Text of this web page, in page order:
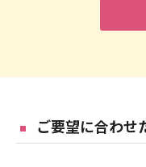
ご要望に合わせ